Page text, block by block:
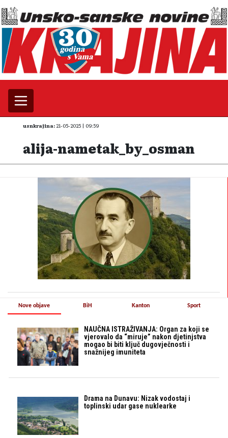
usnkrajina: 21-05-2025 | 09:59
alija-nametak_by_osman
Nove objave
NAUČNA ISTRAŽIVANJA: Organ za koji se
vjerovalo da “miruje” nakon djetinjstva
mogao bi biti ključ dugovječnosti i
snažnijeg imuniteta
Drama na Dunavu: Nizak vodostaj i
toplinski udar gase nuklearke
BiH Kanton Sport